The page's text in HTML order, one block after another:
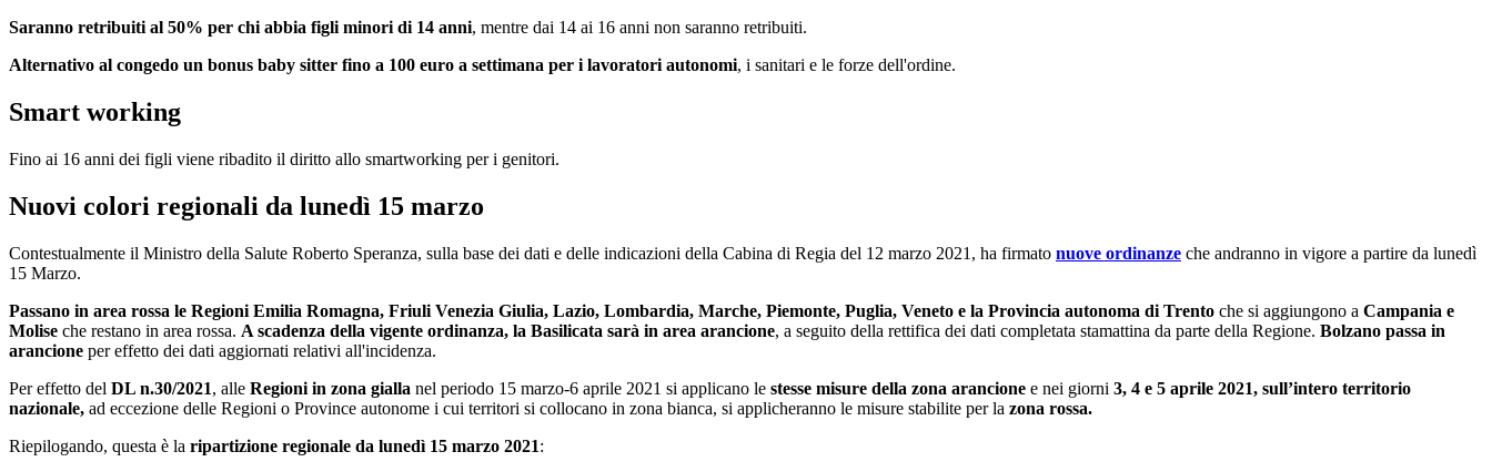
Saranno retribuiti al 50% per chi abbia figli minori di 14 anni, mentre dai 14 ai 16 anni non saranno retribuiti.
Alternativo al congedo un bonus baby sitter fino a 100 euro a settimana per i lavoratori autonomi, i sanitari e le forze dell'ordine.
Smart working
Fino ai 16 anni dei figli viene ribadito il diritto allo smartworking per i genitori.
Nuovi colori regionali da lunedì 15 marzo
Contestualmente il Ministro della Salute Roberto Speranza, sulla base dei dati e delle indicazioni della Cabina di Regia del 12 marzo 2021, ha firmato nuove ordinanze che andranno in vigore a partire da lunedì
15 Marzo.
Passano in area rossa le Regioni Emilia Romagna, Friuli Venezia Giulia, Lazio, Lombardia, Marche, Piemonte, Puglia, Veneto e la Provincia autonoma di Trento che si aggiungono a Campania e
Molise che restano in area rossa. A scadenza della vigente ordinanza, la Basilicata sarà in area arancione, a seguito della rettifica dei dati completata stamattina da parte della Regione. Bolzano passa in
arancione per effetto dei dati aggiornati relativi all'incidenza.
Per effetto del DL n.30/2021, alle Regioni in zona gialla nel periodo 15 marzo-6 aprile 2021 si applicano le stesse misure della zona arancione e nei giorni 3, 4 e 5 aprile 2021, sull’intero territorio
nazionale, ad eccezione delle Regioni o Province autonome i cui territori si collocano in zona bianca, si applicheranno le misure stabilite per la zona rossa.
Riepilogando, questa è la ripartizione regionale da lunedì 15 marzo 2021: